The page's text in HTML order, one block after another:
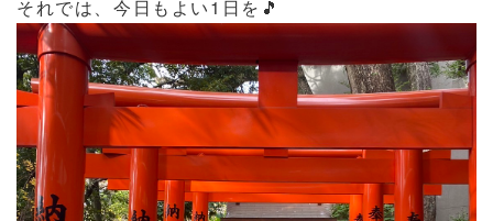
それでは、今日もよい1日を🎵